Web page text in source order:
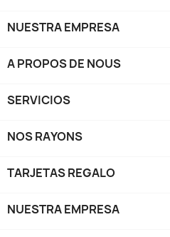
NUESTRA EMPRESA
A PROPOS DE NOUS
SERVICIOS
NOS RAYONS
TARJETAS REGALO
NUESTRA EMPRESA